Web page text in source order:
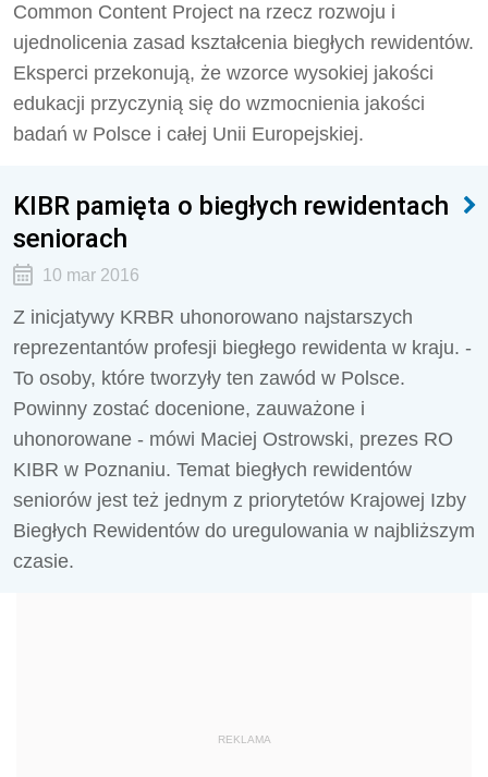
Common Content Project na rzecz rozwoju i
ujednolicenia zasad kształcenia biegłych rewidentów.
Eksperci przekonują, że wzorce wysokiej jakości
edukacji przyczynią się do wzmocnienia jakości
badań w Polsce i całej Unii Europejskiej.
KIBR pamięta o biegłych rewidentach
seniorach
10 mar 2016
Z inicjatywy KRBR uhonorowano najstarszych
reprezentantów profesji biegłego rewidenta w kraju. -
To osoby, które tworzyły ten zawód w Polsce.
Powinny zostać docenione, zauważone i
uhonorowane - mówi Maciej Ostrowski, prezes RO
KIBR w Poznaniu. Temat biegłych rewidentów
seniorów jest też jednym z priorytetów Krajowej Izby
Biegłych Rewidentów do uregulowania w najbliższym
czasie.
REKLAMA